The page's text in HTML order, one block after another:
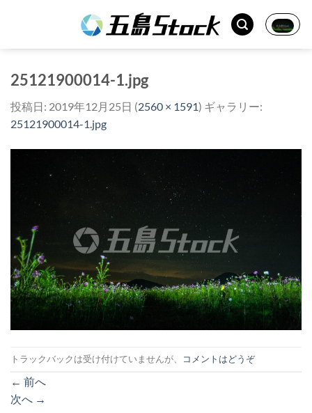
25121900014-1.jpg
投稿日: 2019年12月25日 (2560 × 1591) ギャラリー:
25121900014-1.jpg
トラックバックは受け付けていませんが、 コメントはどうぞ
← 前へ
次へ →